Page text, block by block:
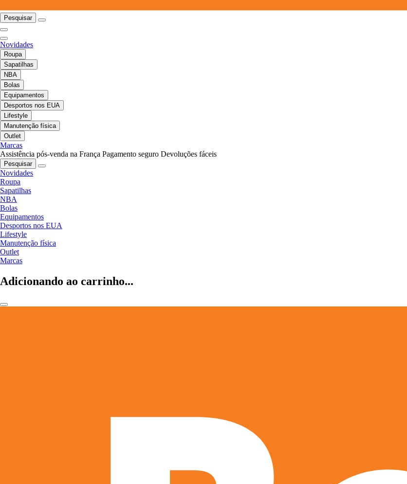
Pesquisar
Novidades
Roupa
Sapatilhas
NBA
Bolas
Equipamentos
Desportos nos EUA
Lifestyle
Manutenção física
Outlet
Marcas
Assistência pós-venda na França Pagamento seguro Devoluções fáceis
Pesquisar
Novidades
Roupa
Sapatilhas
NBA
Bolas
Equipamentos
Desportos nos EUA
Lifestyle
Manutenção física
Outlet
Marcas
Adicionando ao carrinho...